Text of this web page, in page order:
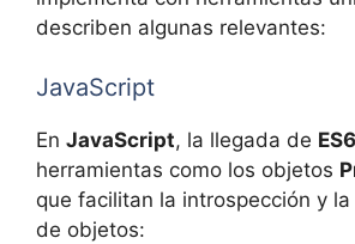
describen algunas relevantes:
JavaScript
En JavaScript, la llegada de ES6
herramientas como los objetos
que facilitan la introspección y
de objetos: